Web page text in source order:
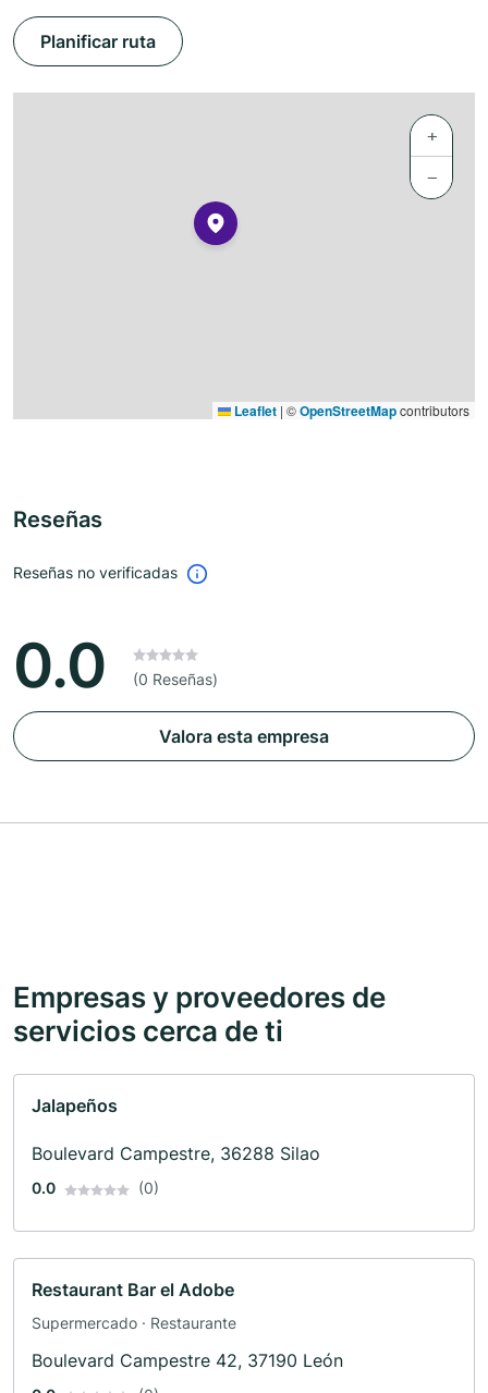
Planificar ruta
+
−
Leaflet | ©OpenStreetMapcontributors
Reseñas
Reseñas no verificadas
0.0 (0 Reseñas)
Valora esta empresa
Empresas y proveedores de
servicios cerca de ti
Jalapeños
Boulevard Campestre, 36288 Silao
0.0 (0)
Restaurant Bar el Adobe
Supermercado · Restaurante
Boulevard Campestre 42, 37190 León